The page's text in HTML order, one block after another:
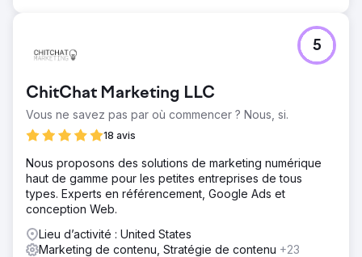
client a augmenté de 339,05 % au cours de la période
d'engagement de deux ans. De plus, les impressions
228 000 à 414 638. Démontrer le succès de l'approche
de Digitlab en matière de visibilité et de trafic sur les
moteurs de recherche.
ChitChat Marketing LLC
Vous ne savez pas par où commencer ? Nous, si.
18 avis
5
Nous proposons des solutions de marketing numérique
haut de gamme pour les petites entreprises de tous
types. Experts en référencement, Google Ads et
conception Web.
Lieu d’activité : United States
Marketing de contenu, Stratégie de contenu +23